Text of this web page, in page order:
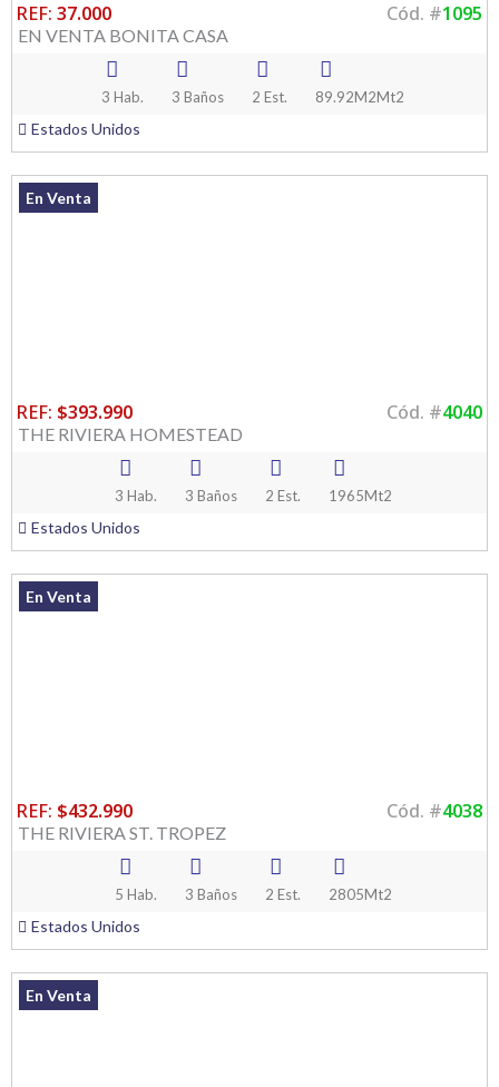
REF: 37.000 Cód. #1095
EN VENTA BONITA CASA
3 Hab. 3 Baños 2 Est. 89.92M2Mt2
Estados Unidos
En Venta
REF: $393.990 Cód. #4040
THE RIVIERA HOMESTEAD
3 Hab. 3 Baños 2 Est. 1965Mt2
Estados Unidos
En Venta
REF: $432.990 Cód. #4038
THE RIVIERA ST. TROPEZ
5 Hab. 3 Baños 2 Est. 2805Mt2
Estados Unidos
En Venta